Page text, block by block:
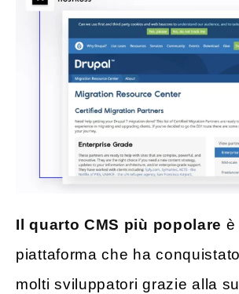
Il quarto CMS più popolare è
piattaforma che ha
molti sviluppatori grazie alla